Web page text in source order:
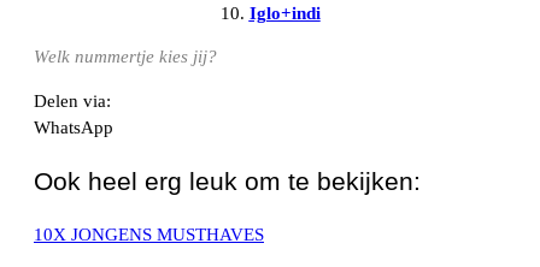
10. Iglo+indi
Welk nummertje kies jij?
Delen via:
WhatsApp
Ook heel erg leuk om te bekijken:
10X JONGENS MUSTHAVES